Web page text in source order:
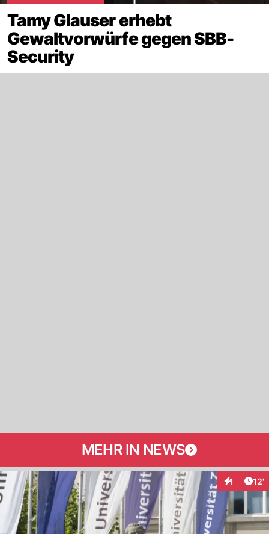
Tamy Glauser erhebt
Gewaltvorwürfe gegen SBB-
Security
MEHR IN NEWS
1 12'